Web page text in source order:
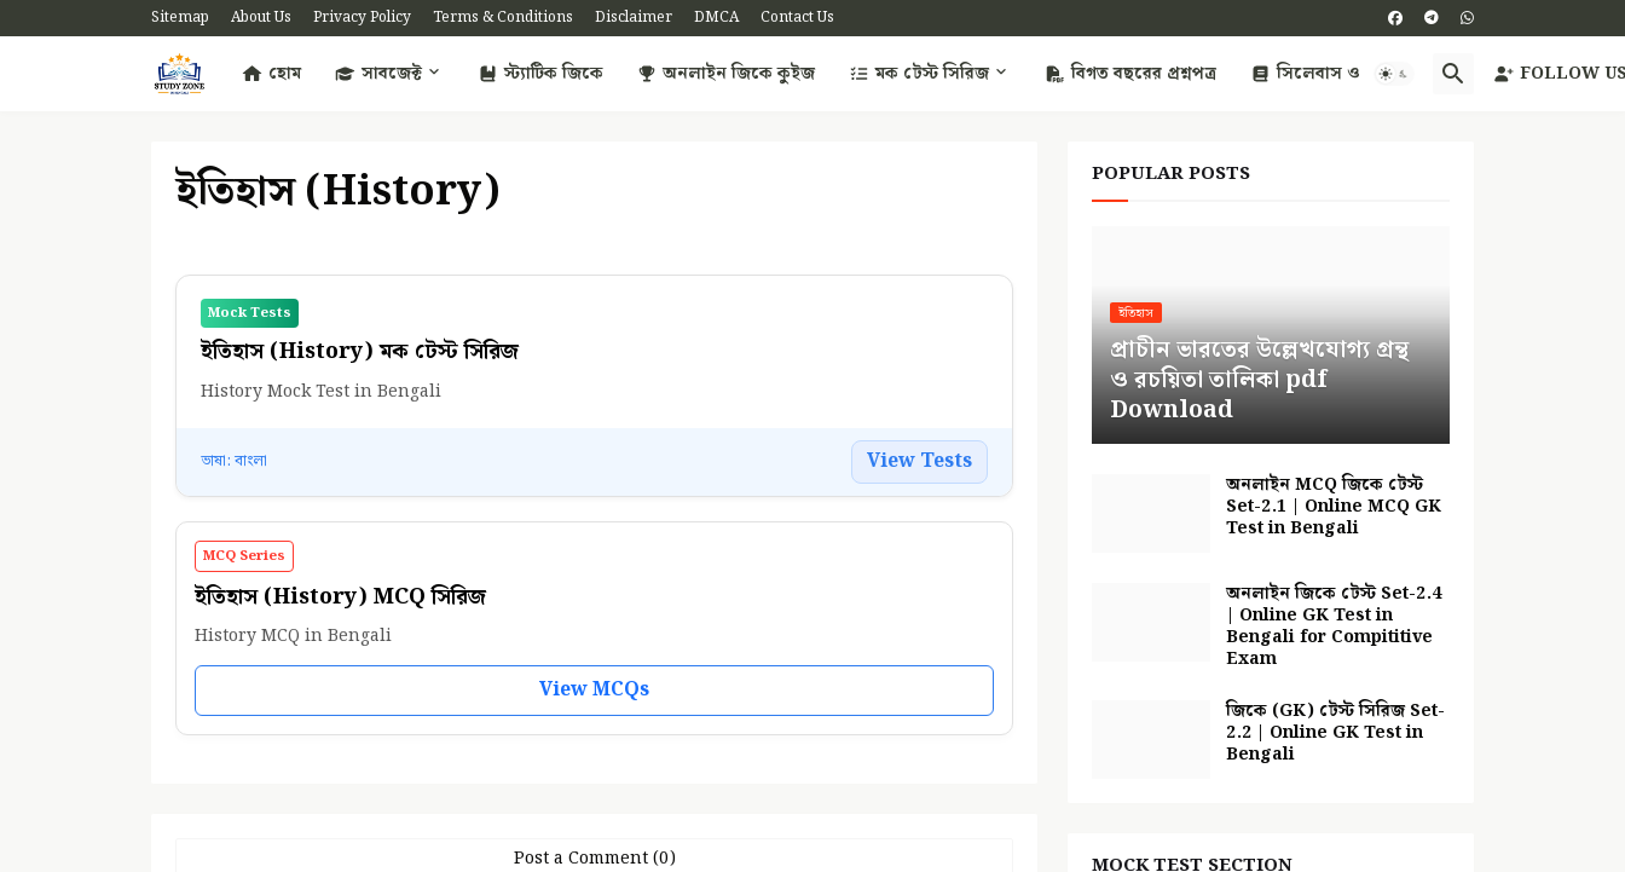
Sitemap About Us Privacy Policy Terms & Conditions Disclaimer DMCA Contact Us
হোম সাবজেক্ট স্ট্যাটিক জিকে অনলাইন জিকে কুইজ মক টেস্ট সিরিজ বিগত বছরের প্রশ্নপত্র সিলেবাস ও এক্সাম প্যাটার্ন FOLLOW
ইতিহাস (History)
Mock Tests
ইতিহাস (History) মক টেস্ট সিরিজ
History Mock Test in Bengali
ভাষা: বাংলা View Tests
MCQ Series
ইতিহাস (History) MCQ সিরিজ
History MCQ in Bengali
View MCQs
Post a Comment (0)
POPULAR POSTS
ইতিহাস
প্রাচীন ভারতের উল্লেখযোগ্য গ্রন্থ
ও রচয়িতা তালিকা pdf
Download
অনলাইন MCQ জিকে টেস্ট
Set-2.1 | Online MCQ GK
Test in Bengali
অনলাইন জিকে টেস্ট Set-2.4
| Online GK Test in
Bengali for Compititive
Exam
জিকে (GK) টেস্ট সিরিজ Set-
2.2 | Online GK Test in
Bengali
MOCK TEST SECTION